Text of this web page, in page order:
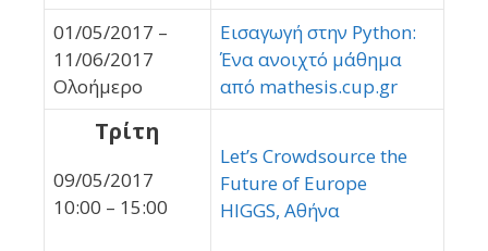
01/05/2017 –
11/06/2017
Ολοήμερο
Εισαγωγή στην Python:
Ένα ανοιχτό μάθημα
από mathesis.cup.gr
Τρίτη
09/05/2017
10:00 – 15:00
Let’s Crowdsource the
Future of Europe
HIGGS, Αθήνα